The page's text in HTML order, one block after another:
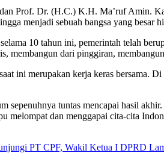
Prof. Dr. (H.C.) K.H. Ma’ruf Amin.
menjadi sebuah bangsa yang
10 tahun ini, pemerintah telah
membangun dari pinggiran,
ini merupakan kerja keras bersama.
sepenuhnya tuntas mencapai hasil
melompat dan menggapai cita-cita
PT CPF, Wakil Ketua I DPRD